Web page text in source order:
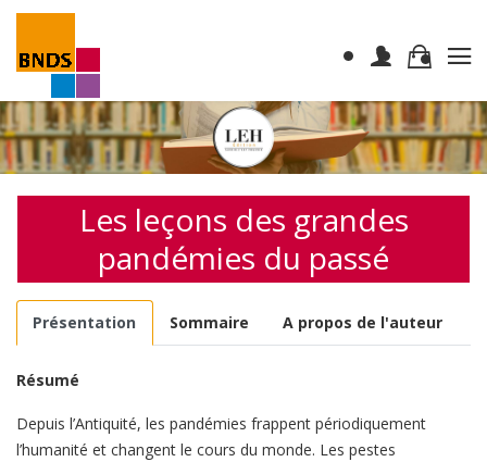
Les leçons des grandes
pandémies du passé
Présentation Sommaire A propos de l'auteur
Résumé
Depuis l’Antiquité, les pandémies frappent périodiquement
l’humanité et changent le cours du monde. Les pestes